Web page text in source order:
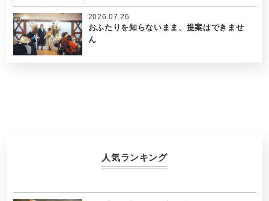
おふたりを知らないまま、提案はできませ
ん
2026.07.26
人気ランキング